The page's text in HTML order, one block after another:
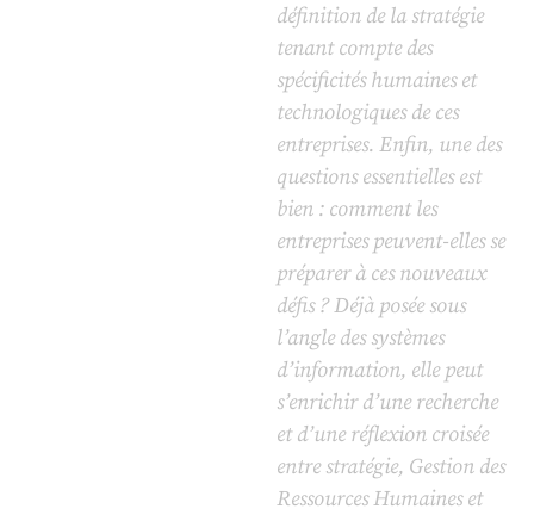
définition de la stratégie
tenant compte des
spécificités humaines et
technologiques de ces
entreprises. Enfin, une des
questions essentielles est
bien : comment les
entreprises peuvent-elles se
préparer à ces nouveaux
défis ? Déjà posée sous
l’angle des systèmes
d’information, elle peut
s’enrichir d’une recherche
et d’une réflexion croisée
entre stratégie, Gestion des
Ressources Humaines et